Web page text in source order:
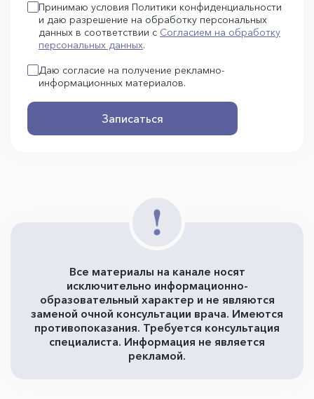
Принимаю условия Политики конфиденциальности
и даю разрешение на обработку персональных
данных в соответствии с Согласием на обработку
персональных данных.
Даю согласие на получение рекламно-
информационных материалов.
Записаться
Все материалы на канале носят
исключительно информационно-
образовательный характер и не являются
заменой очной консультации врача. Имеются
противопоказания. Требуется консультация
специалиста. Информация не является
рекламой.